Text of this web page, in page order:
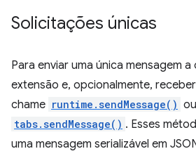
Solicitações únicas
Para enviar uma única mensagem
extensão e, opcionalmente,
chame runtime.sendMessage() ou
tabs.sendMessage() . Esses
uma mensagem serializável em